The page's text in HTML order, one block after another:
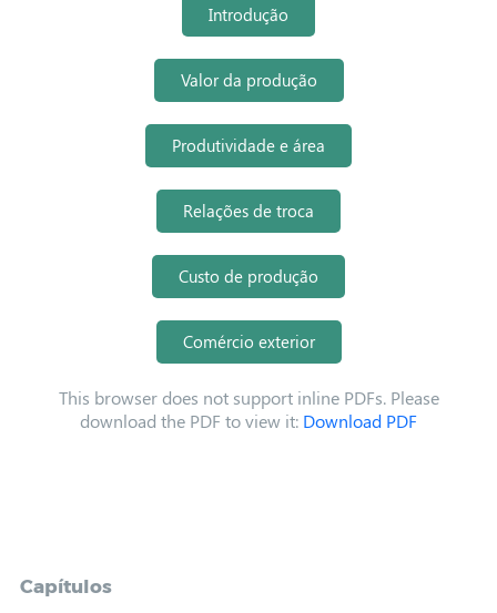
Introdução
Valor da produção
Produtividade e área
Relações de troca
Custo de produção
Comércio exterior
This browser does not support inline PDFs. Please
download the PDF to view it: Download PDF
Capítulos